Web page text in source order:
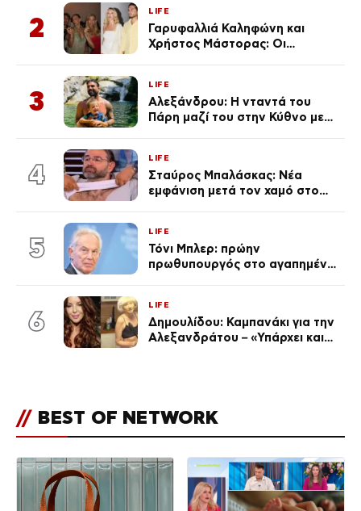
Λένας
2
LIFE
Γαρυφαλλιά Καληφώνη και
Χρήστος Μάστορας: Οι
απαρατήρητη
3
LIFE
Αλεξάνδρου: Η νταντά του
Πάρη μαζί του στην Κύθνο με
4
LIFE
Σταύρος Μπαλάσκας: Νέα
εμφάνιση μετά τον χαμό στο
5
LIFE
Τόνι Μπλερ: πρώην
πρωθυπουργός στο αγαπημένο
6
LIFE
Δημουλίδου: Καμπανάκι για την
Αλεξανδράτου – «Υπάρχει και
// BEST OF NETWORK